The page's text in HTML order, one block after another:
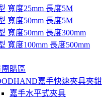
寬度25mm 長度5M
寬度50mm 長度5M
寬度50mm 長度300mm
寬度100mm 長度500mm
購區
嘉手快速夾具夾鉗
嘉手水平式夾具